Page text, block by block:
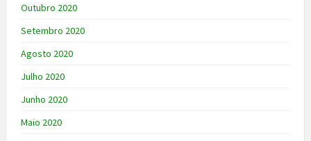
Outubro 2020
Setembro 2020
Agosto 2020
Julho 2020
Junho 2020
Maio 2020